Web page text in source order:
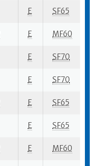
E SF65
E MF60
E SF70
E SF70
E SF65
E SF65
E MF60